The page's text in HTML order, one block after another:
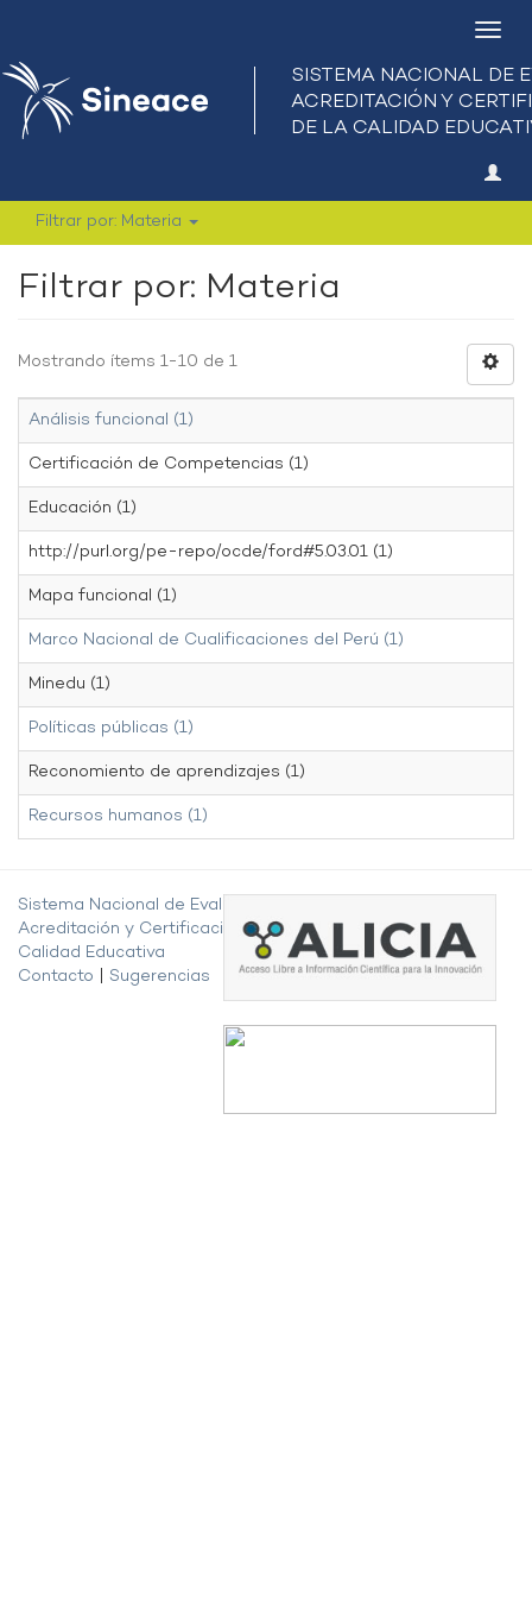
Filtrar por: Materia
Filtrar por: Materia
Mostrando ítems 1-10 de 1
Análisis funcional (1)
Certificación de Competencias (1)
Educación (1)
http://purl.org/pe-repo/ocde/ford#5.03.01 (1)
Mapa funcional (1)
Marco Nacional de Cualificaciones del Perú (1)
Minedu (1)
Políticas públicas (1)
Reconomiento de aprendizajes (1)
Recursos humanos (1)
Sistema Nacional de Evaluación,
Acreditación y Certificación de la
Calidad Educativa
Contacto
Sugerencias